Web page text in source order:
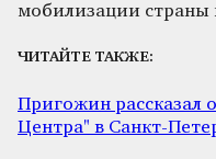
мобилизации страны
ЧИТАЙТЕ ТАКЖЕ:
Пригожин рассказал
Центра" в Санкт-